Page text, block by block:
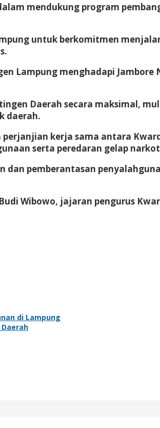
mendukung program
untuk berkomitmen
Lampung menghadapi Jambore
Daerah secara maksimal,
daerah.
kerja sama antara
serta peredaran gelap
pemberantasan
Wibowo, jajaran pengurus
di Lampung